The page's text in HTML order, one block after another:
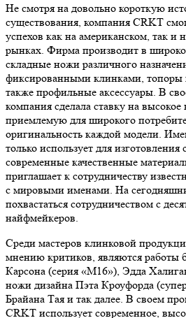
Не смотря на довольно короткую
существования, компания CRKT
успехов как на американском, так
рынках. Фирма производит в
складные ножи различного
фиксированными клинками, топоры
также профильные аксессуары. В
компания сделала ставку на высокое
приемлемую для широкого
оригинальность каждой модели.
только использует для
современные качественные
приглашает к сотрудничеству
с мировыми именами. На
похвастаться сотрудничеством с
найфмейкеров.
Среди мастеров клинковой
мнению критиков, являются работы
Карсона (серия «М16»), Эдда
ножи дизайна Пэта Кроуфорда
Брайана Тая и так далее. В своем
CRKT использует современное,